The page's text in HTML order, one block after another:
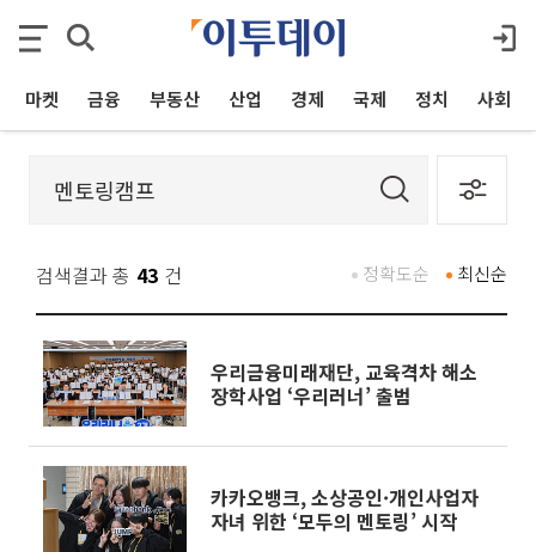
마켓 금융 부동산 산업 경제 국제 정치 사회
검색결과 총 43 건 최신순
정확도순
우리금융미래재단, 교육격차 해소
장학사업 ‘우리러너’ 출범
카카오뱅크, 소상공인·개인사업자
자녀 위한 ‘모두의 멘토링’ 시작